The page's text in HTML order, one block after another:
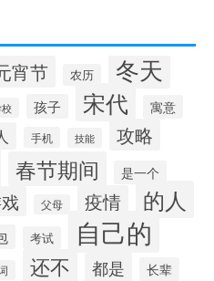
宵节 农历 冬天
孩子 宋代 寓意
手机 技能 攻略
春节期间 是一个
父母 疫情 的人
考试 自己的
还不 都是 长辈